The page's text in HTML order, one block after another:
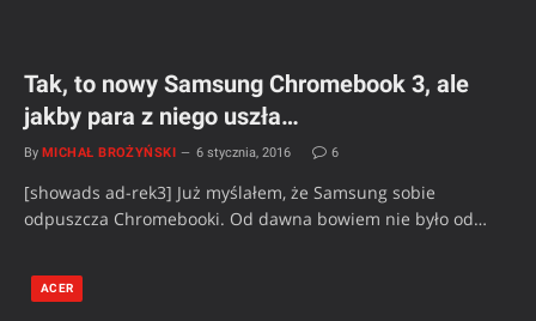
Tak, to nowy Samsung Chromebook 3, ale
jakby para z niego uszła…
By MICHAŁ BROŻYŃSKI 6 stycznia, 2016 6
[showads ad-rek3] Już myślałem, że Samsung sobie
odpuszcza Chromebooki. Od dawna bowiem nie było od…
ACER